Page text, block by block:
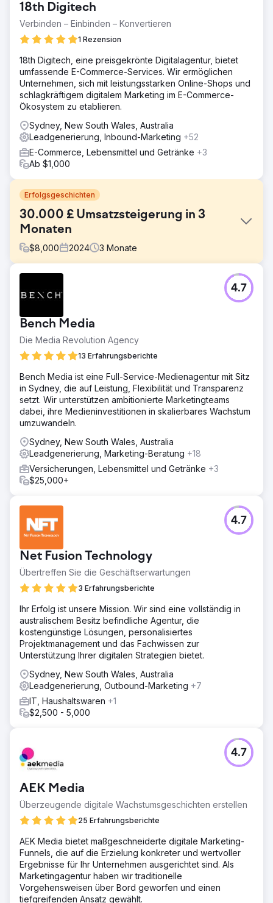
18th Digitech
Verbinden – Einbinden – Konvertieren
1 Rezension
18th Digitech, eine preisgekrönte Digitalagentur, bietet
umfassende E-Commerce-Services. Wir ermöglichen
Unternehmen, sich mit leistungsstarken Online-Shops und
schlagkräftigem digitalem Marketing im E-Commerce-
Ökosystem zu etablieren.
Sydney, New South Wales, Australia
Leadgenerierung, Inbound-Marketing +52
E-Commerce, Lebensmittel und Getränke +3
Ab $1,000
Erfolgsgeschichten
30.000 £ Umsatzsteigerung in 3
Monaten
$8,000 2024 3 Monate
Unser Kunde ist ein führender Arzt für funktionelle
Medizin und bietet eine Reihe ganzheitlicher
Gesundheitsdienstleistungen an. Der Kunde hat unsere
Dienste für organische SEO und PPC-Kampagnen in
Anspruch genommen, um seine Online-Präsenz zu
stärken und mehr Umsatz zu erzielen.
Wir führten umfangreiche Recherchen durch, optimierten
die Ziel-Keywords und starteten eine hochgradig
zielgerichtete PPC-Kampagne mit Google Ads. Darüber
hinaus erstellten wir ansprechende und informative
Inhalte, die sich an potenzielle Patienten und
Gesundheitsinteressierte richteten und sicherstellten,
dass sie auf ihre Bedürfnisse abgestimmt waren.
Ergebnis
30.000 £ Umsatzsteigerung in 3 Monaten, 45 % mehr
Der Kunde wurde auf bekannten Gesundheits- und
Wellness-Websites vorgestellt, was seine Online-Präsenz
und seinen Ruf deutlich steigerte.
Zur Agenturseite
Bench Media
Die Media Revolution Agency
13 Erfahrungsberichte
4.7
Bench Media ist eine Full-Service-Medienagentur mit Sitz
in Sydney, die auf Leistung, Flexibilität und Transparenz
setzt. Wir unterstützen ambitionierte Marketingteams
dabei, ihre Medieninvestitionen in skalierbares Wachstum
umzuwandeln.
Sydney, New South Wales, Australia
Leadgenerierung, Marketing-Beratung +18
Versicherungen, Lebensmittel und Getränke +3
$25,000+
Net Fusion Technology
Übertreffen Sie die Geschäftserwartungen
3 Erfahrungsberichte
4.7
Ihr Erfolg ist unsere Mission. Wir sind eine vollständig in
australischem Besitz befindliche Agentur, die
kostengünstige Lösungen, personalisiertes
Projektmanagement und das Fachwissen zur
Unterstützung Ihrer digitalen Strategien bietet.
Sydney, New South Wales, Australia
Leadgenerierung, Outbound-Marketing +7
IT, Haushaltswaren +1
$2,500 - 5,000
AEK Media
Überzeugende digitale Wachstumsgeschichten erstellen
25 Erfahrungsberichte
4.7
AEK Media bietet maßgeschneiderte digitale Marketing-
Funnels, die auf die Erzielung konkreter und wertvoller
Ergebnisse für Ihr Unternehmen ausgerichtet sind. Als
Marketingagentur haben wir traditionelle
Vorgehensweisen über Bord geworfen und einen
tiefgreifenden Ansatz gewählt.